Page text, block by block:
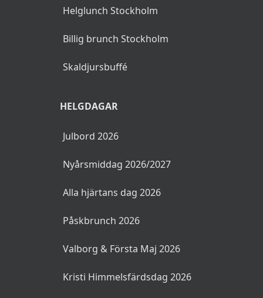
Helglunch Stockholm
Billig brunch Stockholm
Skaldjursbuffé
HELGDAGAR
Julbord 2026
Nyårsmiddag 2026/2027
Alla hjärtans dag 2026
Påskbrunch 2026
Valborg & Första Maj 2026
Kristi Himmelsfärdsdag 2026